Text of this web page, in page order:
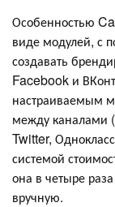
Особенностью
виде модулей, с
создавать
Facebook и
настраиваемым
между каналами
Twitter,
системой
она в четыре
вручную.